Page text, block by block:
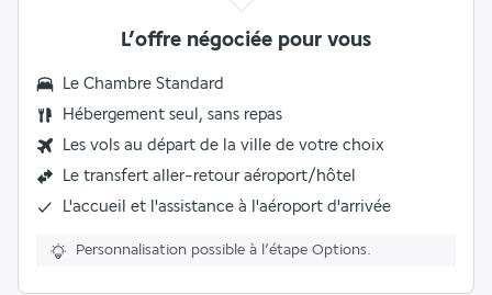
L’offre négociée pour vous
Le Chambre Standard
Hébergement seul, sans repas
Les vols au départ de la ville de votre choix
Le transfert aller-retour aéroport/hôtel
L'accueil et l'assistance à l'aéroport d'arrivée
Personnalisation possible à l’étape Options.